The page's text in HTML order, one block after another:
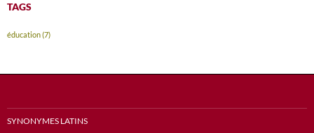
TAGS
éducation(7)
SYNONYMES LATINS